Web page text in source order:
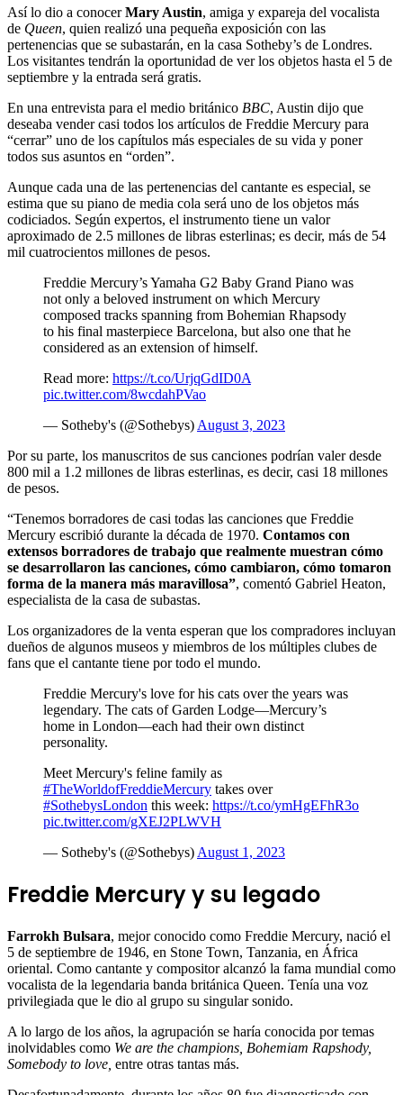
Así lo dio a conocerMary Austin, amiga y expareja del vocalista
de Queen, quien realizó una pequeña exposición con las
pertenencias que se subastarán, en la casa Sotheby’s de Londres.
Los visitantes tendrán la oportunidad de ver los objetos hasta el 5 de
septiembre y la entrada será gratis.
En una entrevista para el medio británico BBC, Austin dijo que
deseaba vender casi todos los artículos de Freddie Mercury para
“cerrar” uno de los capítulos más especiales de su vida y poner
todos sus asuntos en “orden”.
Aunque cada una de las pertenencias del cantante es especial, se
estima que su piano de media cola será uno de los objetos más
codiciados. Según expertos, el instrumento tiene un valor
aproximado de 2.5 millones de libras esterlinas; es decir, más de 54
mil cuatrocientos millones de pesos.
Freddie Mercury’s Yamaha G2 Baby Grand Piano was
not only a beloved instrument on which Mercury
composed tracks spanning from Bohemian Rhapsody
to his final masterpiece Barcelona, but also one that he
considered as an extension of himself.
Read more: https://t.co/UrjqGdID0A
pic.twitter.com/8wcdahPVao
— Sotheby's (@Sothebys) August 3, 2023
Por su parte, los manuscritos de sus canciones podrían valer desde
800 mil a 1.2 millones de libras esterlinas, es decir, casi 18 millones
de pesos.
“Tenemos borradores de casi todas las canciones que Freddie
Mercury escribió durante la década de 1970. Contamos con
extensos borradores de trabajo que realmente muestran cómo
se desarrollaron las canciones, cómo cambiaron, cómo tomaron
forma de la manera más maravillosa”, comentó Gabriel Heaton,
especialista de la casa de subastas.
Los organizadores de la venta esperan que los compradores incluyan
dueños de algunos museos y miembros de los múltiples clubes de
fans que el cantante tiene por todo el mundo.
Freddie Mercury's love for his cats over the years was
legendary. The cats of Garden Lodge—Mercury’s
home in London—each had their own distinct
personality.
Meet Mercury's feline family as
#TheWorldofFreddieMercury takes over
#SothebysLondon this week: https://t.co/ymHgEFhR3o
pic.twitter.com/gXEJ2PLWVH
— Sotheby's (@Sothebys) August 1, 2023
Freddie Mercury y su legado
Farrokh Bulsara, mejor conocido como Freddie Mercury, nació el
5 de septiembre de 1946, en Stone Town, Tanzania, en África
oriental. Como cantante y compositor alcanzó la fama mundial como
vocalista de la legendaria banda británica Queen. Tenía una voz
privilegiada que le dio al grupo su singular sonido.
A lo largo de los años, la agrupación se haría conocida por temas
inolvidables como We are the champions, Bohemiam Rapshody,
Somebody to love, entre otras tantas más.